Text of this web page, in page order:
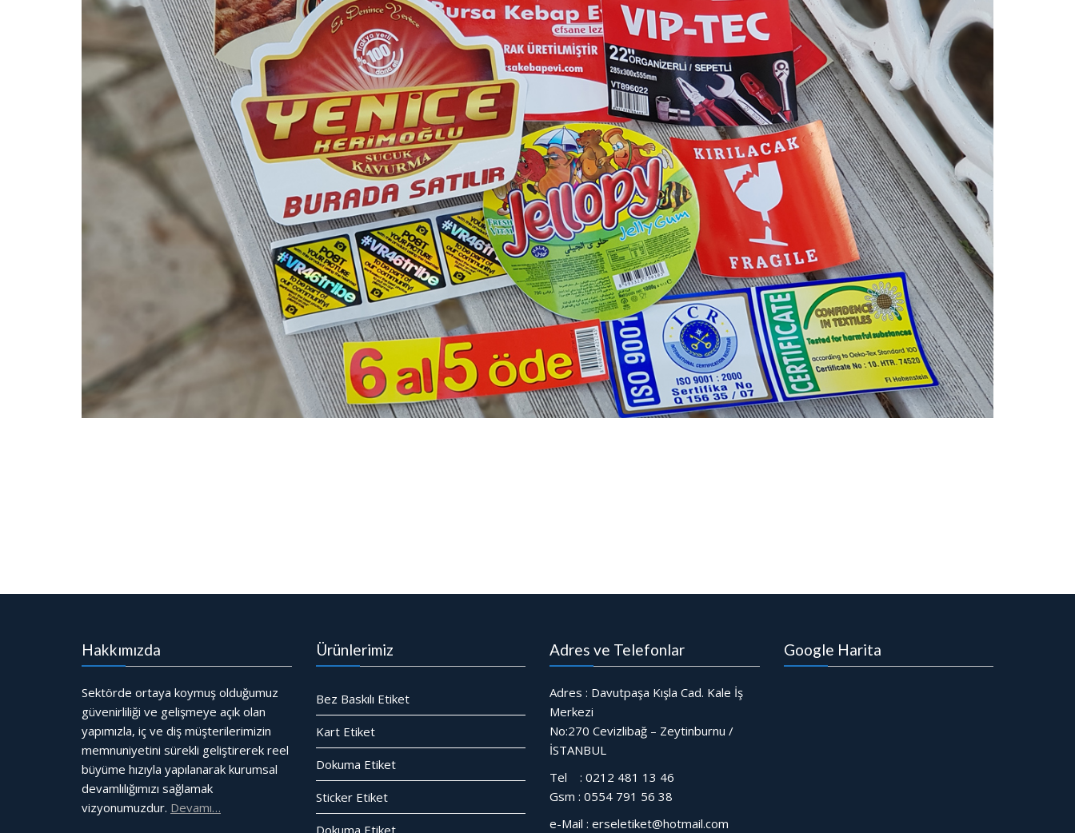
Hakkımızda
Sektörde ortaya koymuş olduğumuz
güvenirliliği ve gelişmeye açık olan
yapımızla, iç ve diş müşterilerimizin
memnuniyetini sürekli geliştirerek reel
büyüme hızıyla yapılanarak kurumsal
devamlılığımızı sağlamak
vizyonumuzdur. Devamı…
Ürünlerimiz
Bez Baskılı Etiket
Kart Etiket
Dokuma Etiket
Sticker Etiket
Dokuma Etiket
Adres ve Telefonlar
Adres : Davutpaşa Kışla Cad. Kale İş
Merkezi
No:270 Cevizlibağ – Zeytinburnu /
İSTANBUL
Tel : 0212 481 13 46
Gsm : 0554 791 56 38
e-Mail : erseletiket@hotmail.com
Google Harita